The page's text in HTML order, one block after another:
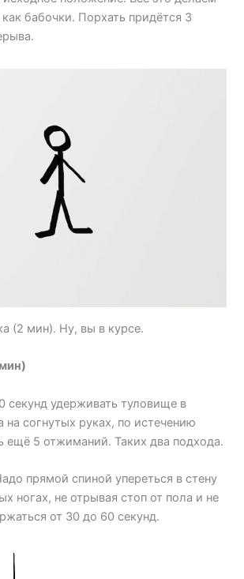
бабочки. Порхать придётся 3
(2 мин). Ну, вы в курсе.
секунд удерживать туловище в
согнутых руках, по истечению
ещё 5 отжиманий. Таких два подхода.
прямой спиной упереться в стену
ногах, не отрывая стоп от пола и не
от 30 до 60 секунд.